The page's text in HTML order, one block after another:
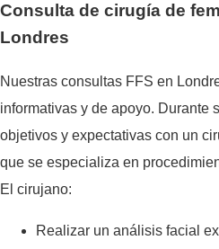
Consulta de cirugía de
Londres
Nuestras consultas FFS en
informativas y de apoyo. Durante
objetivos y expectativas con un
que se especializa en
El cirujano:
Realizar un análisis facial